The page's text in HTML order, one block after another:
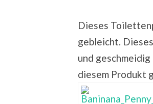
Dieses
gebleicht.
und
diesem Produkt